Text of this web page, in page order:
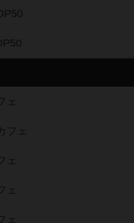
ェ
フェ
ェ
ェ
ェ